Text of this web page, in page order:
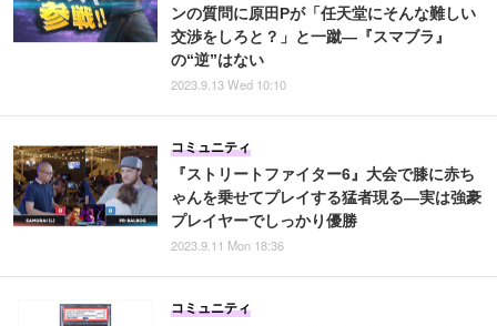
ンの質問に原田Pが「任天堂にそんな難しい
交渉をしろと？」と一蹴―『スマブラ』
の“逆”はない
2023.9.13 Wed 10:10
『ストリートファイター6』大会で膝に赤ち
ゃんを乗せてプレイする猛者現る―実は強豪
プレイヤーでしっかり優勝
コミュニティ
2023.9.11 Mon 18:36
コミュニティ